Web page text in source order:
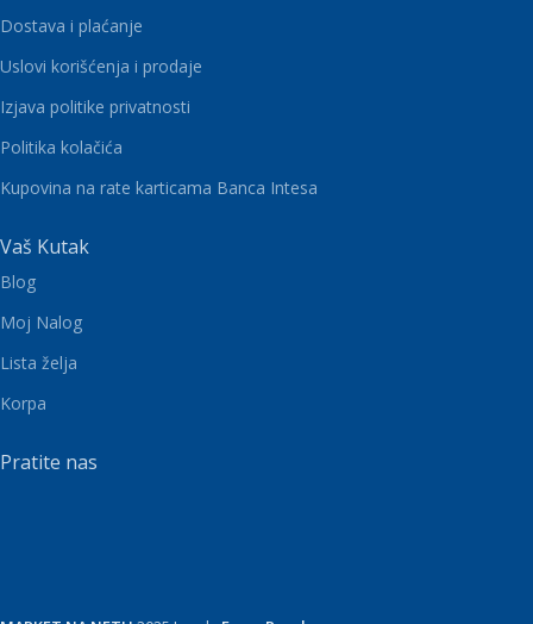
Dostava i plaćanje
Uslovi korišćenja i prodaje
Izjava politike privatnosti
Politika kolačića
Kupovina na rate karticama Banca Intesa
Vaš Kutak
Blog
Moj Nalog
Lista želja
Korpa
Pratite nas